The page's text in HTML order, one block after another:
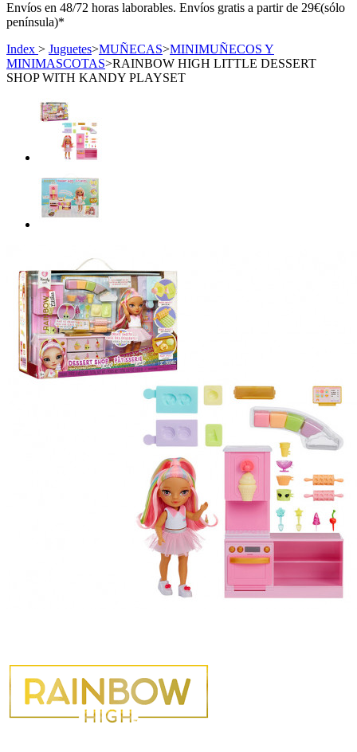
Envíos en 48/72 horas laborables. Envíos gratis a partir de 29€(sólo
península)*
Index > Juguetes>MUÑECAS>MINIMUÑECOS Y
MINIMASCOTAS>RAINBOW HIGH LITTLE DESSERT
SHOP WITH KANDY PLAYSET